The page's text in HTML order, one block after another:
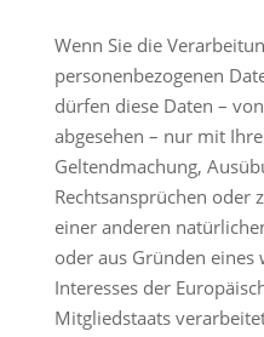
Wenn Sie die
personenbezogenen
dürfen diese Daten –
abgesehen – nur mit
Geltendmachung,
Rechtsansprüchen oder
einer anderen
oder aus Gründen
Interesses der
Mitgliedstaats